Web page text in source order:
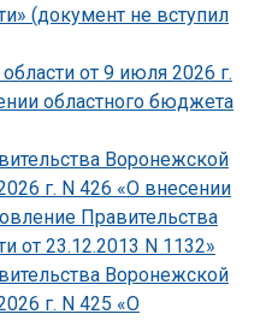
(документ не вступил
от 9 июля 2026 г.
областного бюджета
Воронежской
г. N 426 «О внесении
Правительства
от 23.12.2013 N 1132»
Воронежской
г. N 425 «О